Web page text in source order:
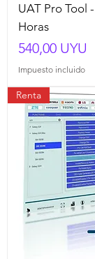
UAT Pro Tool
Horas
Precio
540,00 UYU
Impuesto incluido
Renta